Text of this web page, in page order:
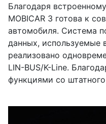
Благодаря
MOBICAR 3 готова к
автомобиля. Система
данных, используемые
реализовано
LIN-BUS/K-Line.
функциями со